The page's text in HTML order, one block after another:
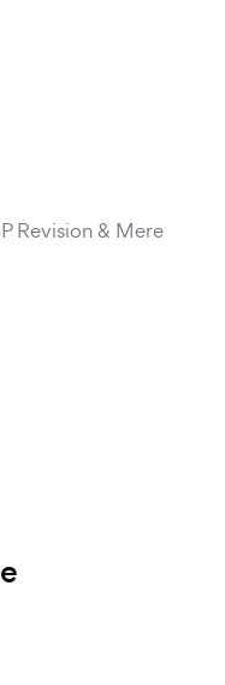
Revision & Mere